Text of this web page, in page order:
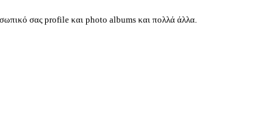
σας profile και photo albums και πολλά άλλα.